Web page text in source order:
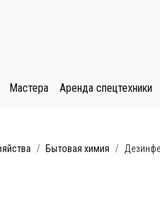
Мастера Аренда спецтехники
Бытовая химия